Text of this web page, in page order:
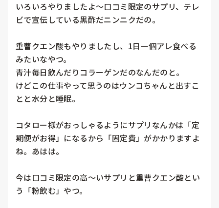
いろいろやりましたよ〜口コミ限定のサプリ、テレ
ビで宣伝している黒酢だニンニクだの。
重曹クエン酸もやりましたし、1日一個アレ食べる
みたいなやつ。
青汁毎日飲んだりコラーゲンだのなんだのと。
けどこの仕事やって思うのはウンコちゃんと出すこ
とと水分と睡眠。
コタロー様がおっしゃるようにサプリなんかは「定
期便がお得」になるから「固定費」がかかりますよ
ね。あはは。
今は口コミ限定の高〜いサプリと重曹クエン酸とい
う「粉飲む」やつ。